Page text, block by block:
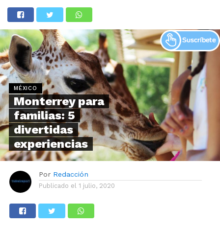
MÉXICO
Monterrey para
familias: 5
divertidas
experiencias
Por Redacción
Publicado el 1 julio, 2020